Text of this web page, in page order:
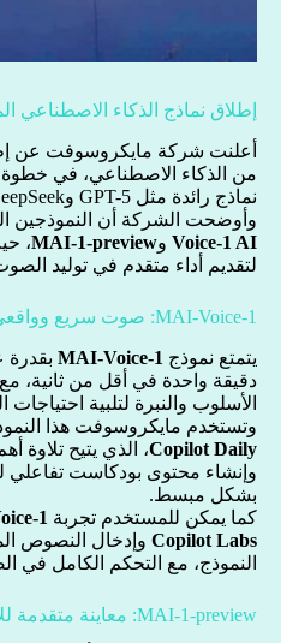
إطلاق نماذج الذكاء الاصطناعي
أعلنت شركة مايكروسوفت عن
من الذكاء الاصطناعي، في
نماذج رائدة مثل GPT-5 وDeepSeek.
وأوضحت الشركة أن النموذجين
Voice-1 AI وMAI-1-preview،
لتقديم أداء متقدم في توليد
MAI-Voice-1: صوت سريع وواقعي
يتمتع نموذج MAI-Voice-1
دقيقة واحدة في أقل من ثانية، مع
الأسلوب والنبرة لتلبية
وتستخدم مايكروسوفت هذا
Copilot Daily، الذي يتيح تلاوة
وإنشاء محتوى بودكاست
بشكل مبسط.
كما يمكن للمستخدم تجربة 1
Copilot Labs وإدخال النصوص
النموذج، مع التحكم الكامل في
MAI-1-preview: معاينة متقدمة للاستجابات النصية